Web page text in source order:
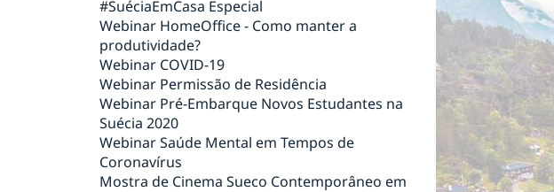
Brasilia
NOTA OFICIAL
Rio de Janeiro tem novo Consul-Geral
Honorário da Suécia
Em caso de viagem para a Suécia
Evento online Semanas de Inovação Suécia-
Brasil discute negócios sustentáveis
Comandante da Força Aérea da Suécia é
condecorado com a Ordem do Mérito
#SuéciaEmCasa Especial
Webinar HomeOffice - Como manter a
produtividade?
Webinar COVID-19
Webinar Permissão de Residência
Webinar Pré-Embarque Novos Estudantes na
Suécia 2020
Webinar Saúde Mental em Tempos de
Coronavírus
Mostra de Cinema Sueco Contemporâneo em